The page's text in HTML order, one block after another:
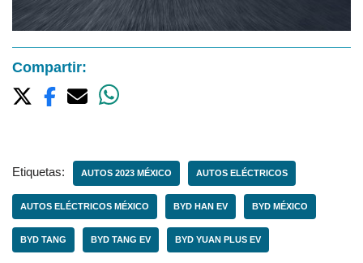
Compartir:
Etiquetas: AUTOS 2023 MÉXICO AUTOS ELÉCTRICOS
AUTOS ELÉCTRICOS MÉXICO BYD HAN EV BYD MÉXICO
BYD TANG BYD TANG EV BYD YUAN PLUS EV